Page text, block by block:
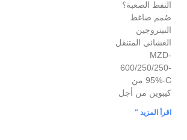
النفط الصعبة؟
صُمم ضاغط
النيتروجين
الغشائي المتنقل
MZD-
600/250/250-
95%-C من
كيبوين من أجل
اقرأ المزيد "